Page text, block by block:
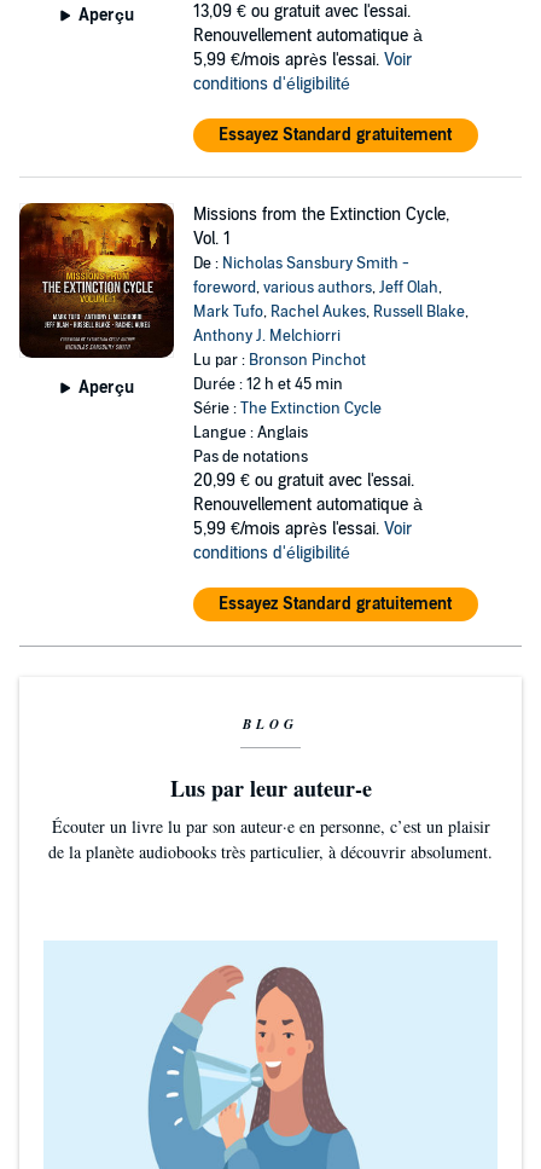
Aperçu 13,09 € ou gratuit avec l'essai.
Renouvellement automatique à
5,99 €/mois après l'essai. Voir
conditions d'éligibilité
Essayez Standard gratuitement
Aperçu
Missions from the Extinction Cycle,
Vol. 1
De : Nicholas Sansbury Smith -
foreword,various authors,Jeff Olah,
Mark Tufo, Rachel Aukes, Russell Blake,
Anthony J. Melchiorri
Lu par : Bronson Pinchot
Durée : 12 h et 45 min
Série :The Extinction Cycle
Langue : Anglais
Pas de notations
20,99 € ou gratuit avec l'essai.
Renouvellement automatique à
5,99 €/mois après l'essai. Voir
conditions d'éligibilité
Essayez Standard gratuitement
BLOG
Lus par leur auteur-e
Écouter un livre lu par son auteur·e en personne, c’est un plaisir
de la planète audiobooks très particulier, à découvrir absolument.